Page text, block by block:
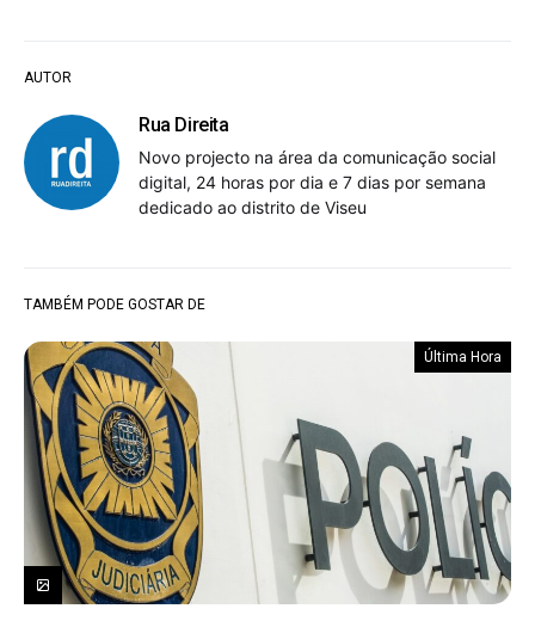
AUTOR
Rua Direita
Novo projecto na área da comunicação social
digital, 24 horas por dia e 7 dias por semana
dedicado ao distrito de Viseu
TAMBÉM PODE GOSTAR DE
Última Hora